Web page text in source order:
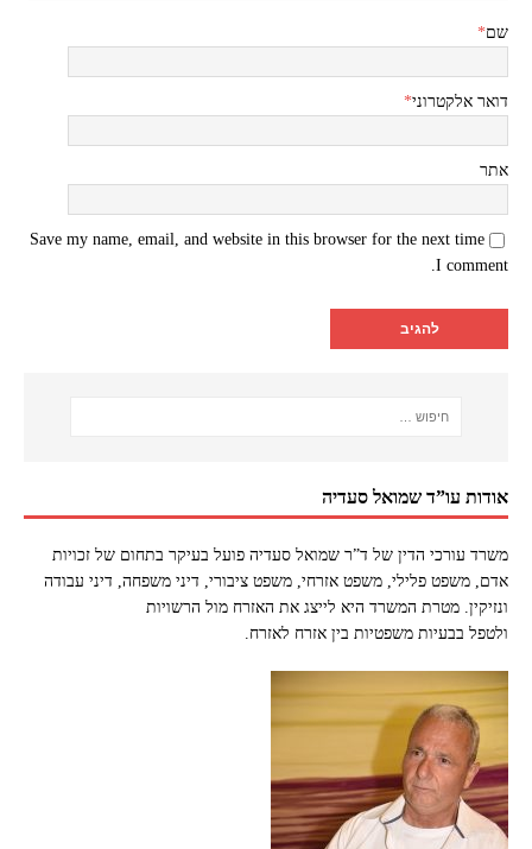
שם*
דואר אלקטרוני*
אתר
Save my name, email, and website in this browser for the next time
I comment.
אודות עו”ד שמואל סעדיה
משרד עורכי הדין של ד”ר שמואל סעדיה פועל בעיקר בתחום של זכויות
אדם, משפט פלילי, משפט אזרחי, משפט ציבורי, דיני משפחה, דיני עבודה
ונזיקין. מטרת המשרד היא לייצג את האזרח מול הרשויות
ולטפל בבעיות משפטיות בין אזרח לאזרח.